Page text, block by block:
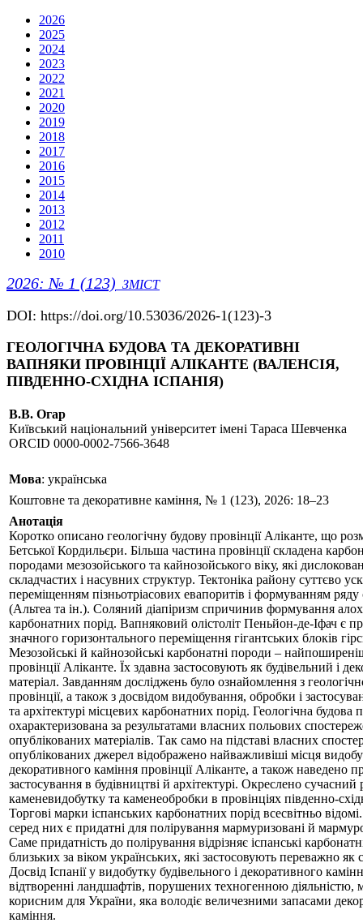
2026
2025
2024
2023
2022
2021
2020
2019
2018
2017
2016
2015
2014
2013
2012
2011
2010
2026: № 1 (123) ЗМІСТ
DOI: https://doi.org/10.53036/2026-1(123)-3
ГЕОЛОГІЧНА БУДОВА ТА ДЕКОРАТИВНІ
ВАПНЯКИ ПРОВІНЦІЇ АЛІКАНТЕ (ВАЛЕНСІЯ,
ПІВДЕННО-СХІДНА ІСПАНІЯ)
В.В. Огар
Київський національний університет імені Тараса Шевченка
ORCID 0000-0002-7566-3648
Мова: українська
Коштовне та декоративне каміння, № 1 (123), 2026: 18–23
Анотація
Коротко описано геологічну будову провінції Аліканте, що
Бетської Кордильєри. Більша частина провінції складена
породами мезозойського та кайнозойського віку, які
складчастих і насувних структур. Тектоніка району суттєво
переміщенням пізньотріасових евапоритів і формуванням ряду
(Альтеа та ін.). Соляний діапіризм спричинив формування
карбонатних порід. Вапняковий олістоліт Пеньйон-де-Іфач є
значного горизонтального переміщення гігантських блоків
Мезозойські й кайнозойські карбонатні породи –
провінції Аліканте. Їх здавна застосовують як будівельний і
матеріал. Завданням досліджень було ознайомлення з
провінції, а також з досвідом видобування, обробки і
та архітектурі місцевих карбонатних порід. Геологічна будова
охарактеризована за результатами власних польових
опублікованих матеріалів. Так само на підставі власних
опублікованих джерел відображено найважливіші місця
декоративного каміння провінції Аліканте, а також наведено
застосування в будівництві й архітектурі. Окреслено сучасний
каменевидобутку та каменеобробки в провінціях південно-
Торгові марки іспанських карбонатних порід всесвітньо
серед них є придатні для полірування мармуризовані й
Саме придатність до полірування відрізняє іспанські
близьких за віком українських, які застосовують переважно як
Досвід Іспанії у видобутку будівельного і декоративного
відтворенні ландшафтів, порушених техногенною діяльністю,
корисним для України, яка володіє величезними запасами
каміння.